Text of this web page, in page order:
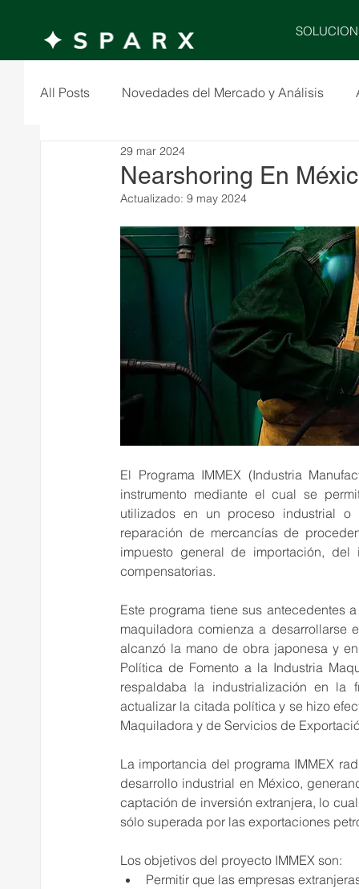
All Posts Novedades del Mercado y Análisis
Nearshoring En
29 mar 2024
Actualizado: 9 may 2024
El Programa IMMEX (Industria
instrumento mediante el cual se
utilizados en un proceso industrial
reparación de mercancías de
impuesto general de importación,
compensatorias.
Este programa tiene sus antecedentes
maquiladora comienza a desarrollarse
alcanzó la mano de obra japonesa y
Política de Fomento a la Industria
respaldaba la industrialización en la
actualizar la citada política y se hizo
Maquiladora y de Servicios de
La importancia del programa IMMEX
desarrollo industrial en México,
captación de inversión extranjera, lo
sólo superada por las exportaciones
Los objetivos del proyecto IMMEX son:
Permitir que las empresas